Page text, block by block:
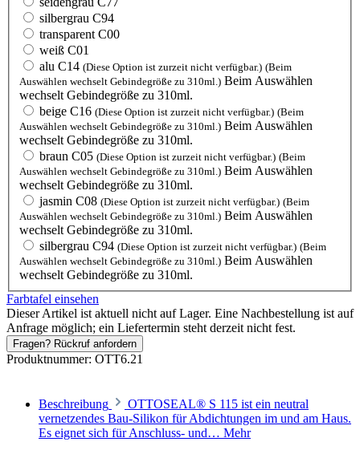
silbergrau C94
transparent C00
weiß C01
alu C14 (Diese Option ist zurzeit nicht verfügbar.) (Beim
Auswählen wechselt Gebindegröße zu 310ml.) Beim Auswählen
wechselt Gebindegröße zu 310ml.
beige C16 (Diese Option ist zurzeit nicht verfügbar.) (Beim
Auswählen wechselt Gebindegröße zu 310ml.) Beim Auswählen
wechselt Gebindegröße zu 310ml.
braun C05 (Diese Option ist zurzeit nicht verfügbar.) (Beim
Auswählen wechselt Gebindegröße zu 310ml.) Beim Auswählen
wechselt Gebindegröße zu 310ml.
jasmin C08 (Diese Option ist zurzeit nicht verfügbar.) (Beim
Auswählen wechselt Gebindegröße zu 310ml.) Beim Auswählen
wechselt Gebindegröße zu 310ml.
silbergrau C94 (Diese Option ist zurzeit nicht verfügbar.) (Beim
Auswählen wechselt Gebindegröße zu 310ml.) Beim Auswählen
wechselt Gebindegröße zu 310ml.
Farbtafel einsehen
Dieser Artikel ist aktuell nicht auf Lager. Eine Nachbestellung ist auf
Anfrage möglich; ein Liefertermin steht derzeit nicht fest.
Fragen? Rückruf anfordern
Produktnummer: OTT6.21
Beschreibung
OTTOSEAL® S 115 ist ein neutral
vernetzendes Bau-Silikon für Abdichtungen im und am Haus.
Es eignet sich für Anschluss- und… Mehr